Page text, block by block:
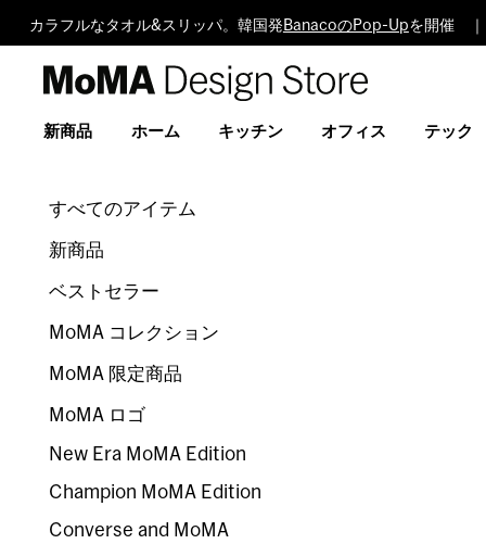
カラフルなタオル&スリッパ。韓国発 BanacoのPop-Upを開催
Design
新商品 ホーム キッチン オフィス テック
すべてのアイテム
新商品
ベストセラー
MoMA コレクション
MoMA 限定商品
MoMA ロゴ
New Era MoMA Edition
Champion MoMA Edition
Converse and MoMA